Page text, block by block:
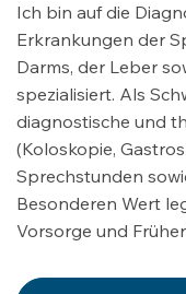
Ich bin auf die
Erkrankungen der
Darms, der Leber
spezialisiert. Als
diagnostische und
(Koloskopie,
Sprechstunden
Besonderen Wert
Vorsorge und